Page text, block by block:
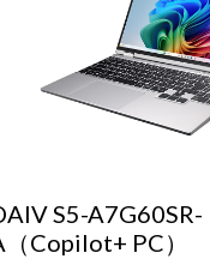
S5-A7G60SR-
Copilot+ PC）